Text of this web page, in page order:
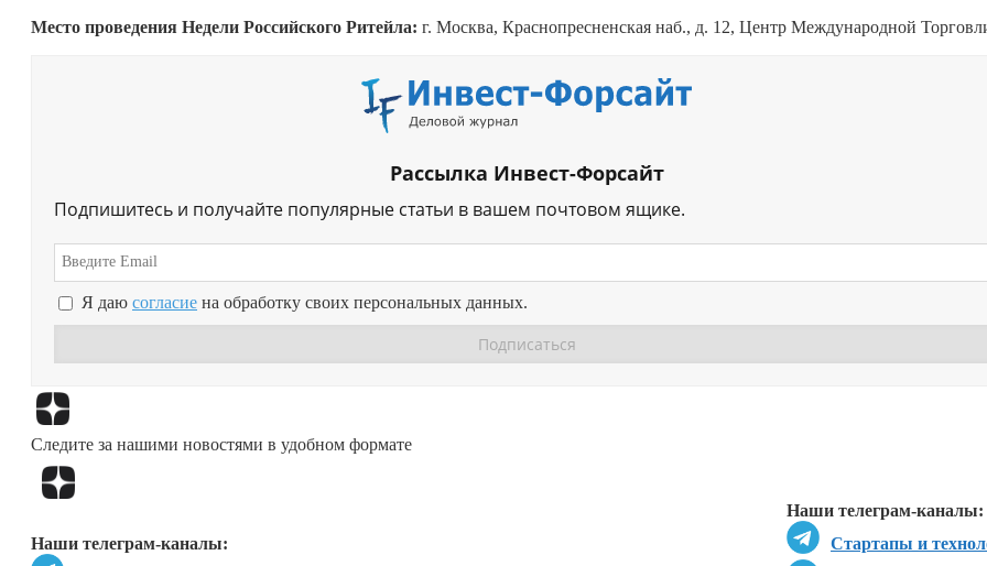
Место проведения Недели Российского Ритейла: г. Москва, Краснопресненская наб., д. 12, Центр Международной
Рассылка Инвест-Форсайт
Подпишитесь и получайте популярные статьи в вашем почтовом ящике.
Я даю согласие на обработку своих персональных данных.
Следите за нашими новостями в удобном формате
Наши телеграм-каналы:
Стартапы и
Наши телеграм-каналы: